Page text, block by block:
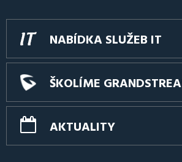
NABÍDKA SLUŽEB IT
ŠKOLÍME
AKTUALITY